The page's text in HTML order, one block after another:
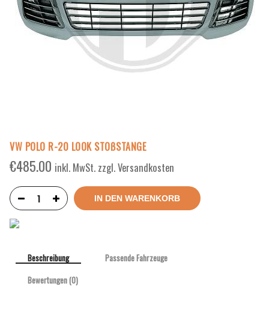
VW POLO R-20 LOOK STOßSTANGE
€485.00 inkl. MwSt. zzgl. Versandkosten
IN DEN WARENKORB
Beschreibung
Passende Fahrzeuge
Bewertungen (0)